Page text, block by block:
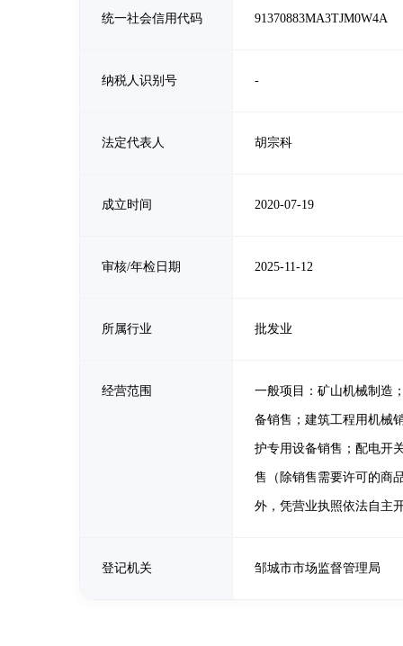
统一社会信用代码 91370883MA3TJM0W4A
纳税人识别号 -
法定代表人 胡宗科
成立时间 2020-07-19
审核/年检日期 2025-11-12
所属行业 批发业
经营范围 一般项目：矿山机械制造
备销售；建筑工程用机械
护专用设备销售；配电开
售（除销售需要许可的商
外，凭营业执照依法自主
登记机关 邹城市市场监督管理局